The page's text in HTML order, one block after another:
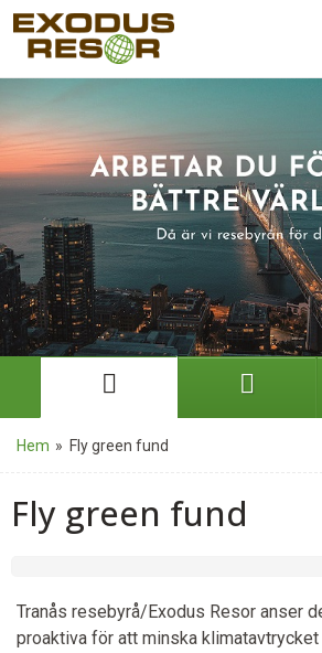
Hem » Fly green fund
Fly green fund
Tranås resebyrå/Exodus Resor anser
proaktiva för att minska